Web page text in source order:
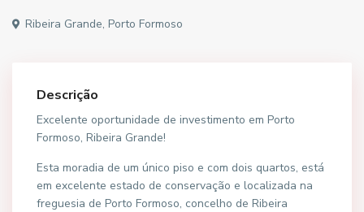
Ribeira Grande, Porto Formoso
Descrição
Excelente oportunidade de investimento em Porto
Formoso, Ribeira Grande!
Esta moradia de um único piso e com dois quartos, está
em excelente estado de conservação e localizada na
freguesia de Porto Formoso, concelho de Ribeira